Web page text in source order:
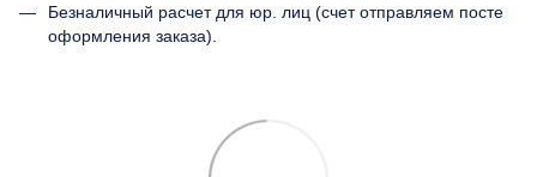
Безналичный расчет для юр. лиц (счет отправляем посте
оформления заказа).